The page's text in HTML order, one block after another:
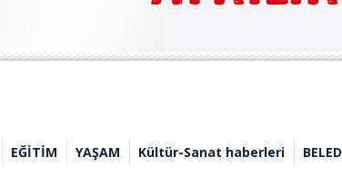
EĞİTİM YAŞAM Kültür-Sanat haberleri